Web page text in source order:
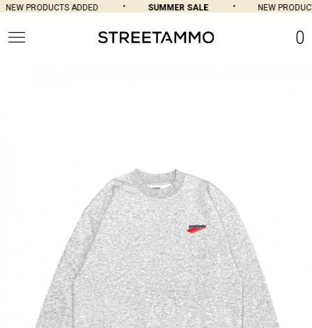
NEW PRODUCTS ADDED SUMMER SALE NEW
0